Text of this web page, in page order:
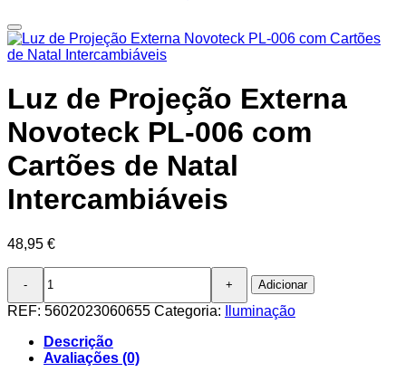
Luz de Projeção Externa
Novoteck PL-006 com
Cartões de Natal
Intercambiáveis
48,95 €
Quantidade
Luz
Projeção
Externa
Adicionar
REF: 5602023060655 Categoria:
Iluminação
Descrição
Avaliações (0)